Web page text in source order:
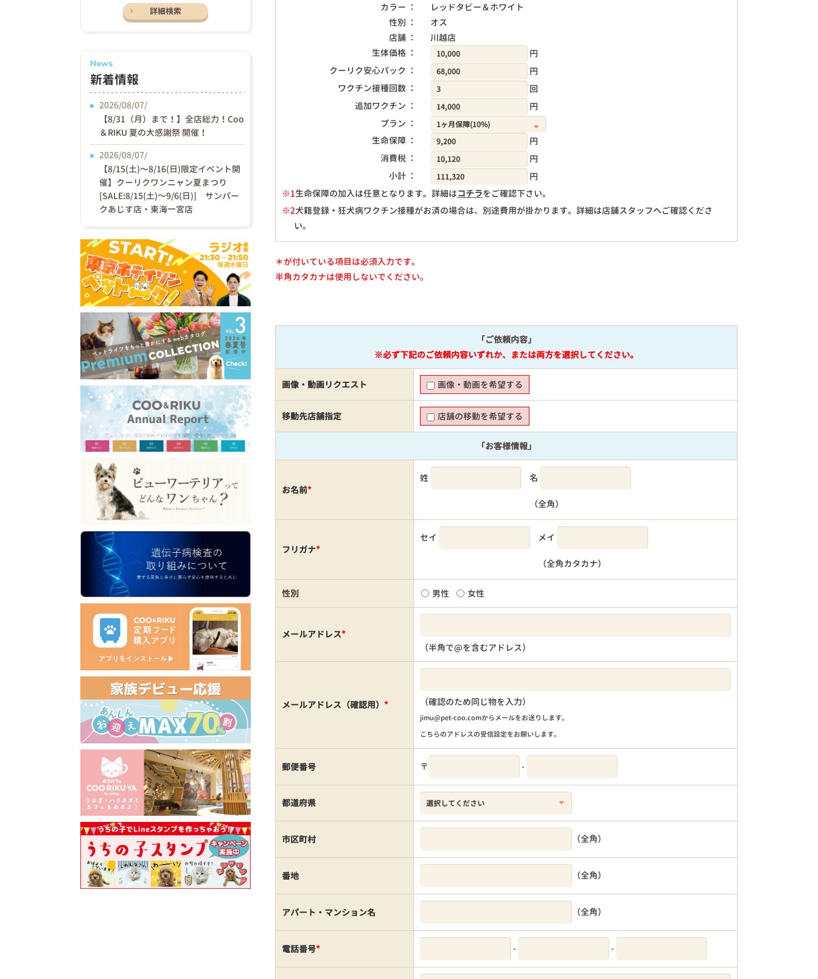
カラー ：
レッドタビー＆ホワイト
性別 ：
オス
店舗 ：
川越店
生体価格 ：
円
クーリク安心パック ：
円
ワクチン接種回数 ：
回
追加ワクチン ：
円
プラン ：
生命保障 ：
円
消費税 ：
円
小計 ：
円
※1生命保障の加入は任意となります。詳細はコチラをご確認下さい。
※2犬籍登録・狂犬病ワクチン接種がお済の場合は、別途費用が掛かります。詳細は店舗スタッフへご確認くださ
い。
円
＊が付いている項目は必須入力です。
半角カタカナは使用しないでください。
「ご依頼内容」
※必ず下記のご依頼内容いずれか、または両方を選択してください。
画像・動画リクエスト 画像・動画を希望する
移動先店舗指定 店舗の移動を希望する
「お客様情報」
お名前*
姓 名
（全角）
フリガナ*
セイ メイ
（全角カタカナ）
性別 男性 女性
メールアドレス*
（半角で@を含むアドレス）
メールアドレス（確認用） * （確認のため同じ物を入力）
jimu@pet-coo.comからメールをお送りします。
こちらのアドレスの受信設定をお願いします。
郵便番号 〒 -
都道府県
市区町村 （全角）
番地 （全角）
アパート・マンション名 （全角）
電話番号* - -
詳細検索
News
新着情報
2026/08/07/
【8/31（月）まで！】全店総力！Coo
＆RIKU 夏の大感謝祭 開催！
2026/08/07/
【8/15(土)〜8/16(日)限定イベント開
催】クーリクワンニャン夏まつり
[SALE:8/15(土)～9/6(日)] サンパー
クあじす店・東海一宮店